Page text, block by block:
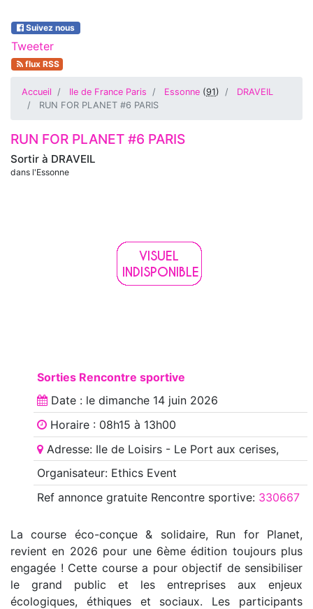
Suivez nous
Tweeter
flux RSS
Accueil Ile de France Paris Essonne (91)
DRAVEIL
RUN FOR PLANET #6 PARIS
Sortir à DRAVEIL
dans l'Essonne
RUN FOR PLANET #6 PARIS
Sorties Rencontre sportive
Date : le dimanche 14 juin 2026
Horaire : 08h15 à 13h00
Adresse: Ile de Loisirs - Le Port aux cerises,
Organisateur: Ethics Event
Ref annoncegratuite Rencontre sportive: 330667
La course éco-conçue & solidaire, Run for Planet,
revient en 2026 pour une 6ème édition toujours plus
engagée ! Cette course a pour objectif de sensibiliser
le grand public et les entreprises aux enjeux
écologiques, éthiques et sociaux. Les participants